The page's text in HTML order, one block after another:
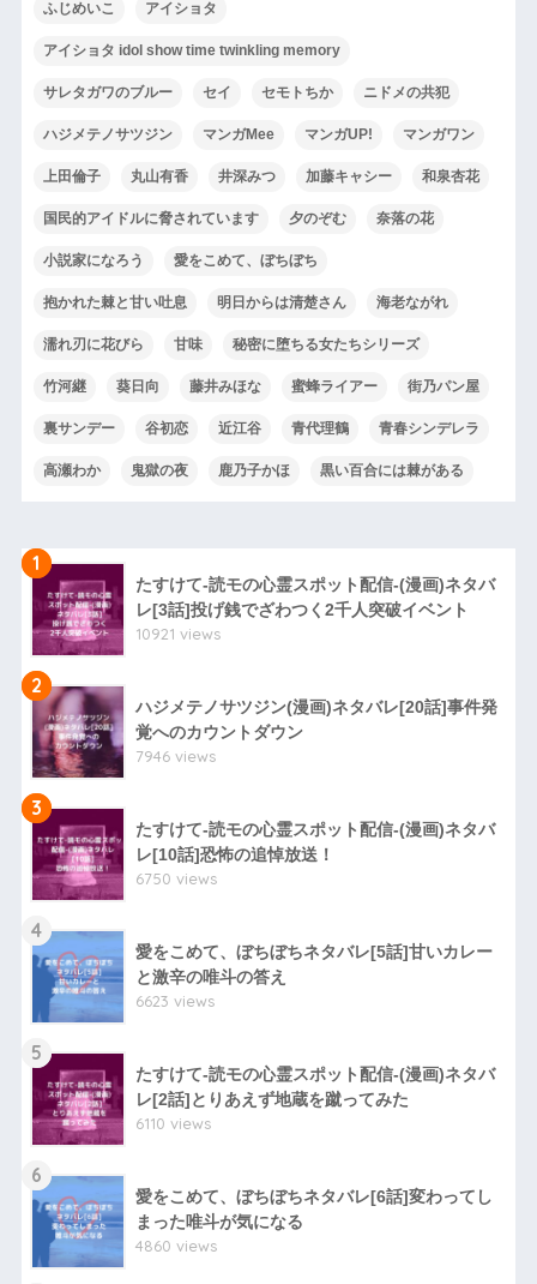
ふじめいこ アイショタ
アイショタ idol show time twinkling memory
サレタガワのブルー セイ セモトちか ニドメの共犯
ハジメテノサツジン マンガMee マンガUP! マンガワン
上田倫子 丸山有香 井深みつ 加藤キャシー 和泉杏花
国民的アイドルに脅されています 夕のぞむ 奈落の花
小説家になろう 愛をこめて、ぼちぼち
抱かれた棘と甘い吐息 明日からは清楚さん 海老ながれ
濡れ刃に花びら 甘味 秘密に堕ちる女たちシリーズ
竹河継 葵日向 藤井みほな 蜜蜂ライアー 街乃パン屋
裏サンデー 谷初恋 近江谷 青代理鶴 青春シンデレラ
高瀬わか 鬼獄の夜 鹿乃子かほ 黒い百合には棘がある
1
たすけて-読モの心霊スポット配信-(漫画)ネタバ
レ[3話]投げ銭でざわつく2千人突破イベント
10921 views
2
ハジメテノサツジン(漫画)ネタバレ[20話]事件発
覚へのカウントダウン
7946 views
3
たすけて-読モの心霊スポット配信-(漫画)ネタバ
レ[10話]恐怖の追悼放送！
6750 views
4
愛をこめて、ぼちぼちネタバレ[5話]甘いカレー
と激辛の唯斗の答え
6623 views
5
たすけて-読モの心霊スポット配信-(漫画)ネタバ
レ[2話]とりあえず地蔵を蹴ってみた
6110 views
6
愛をこめて、ぼちぼちネタバレ[6話]変わってし
まった唯斗が気になる
4860 views